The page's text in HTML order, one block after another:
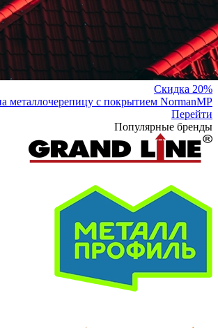
Скидка 20%
металлочерепицу с покрытием NormanMP
Перейти
Популярные бренды